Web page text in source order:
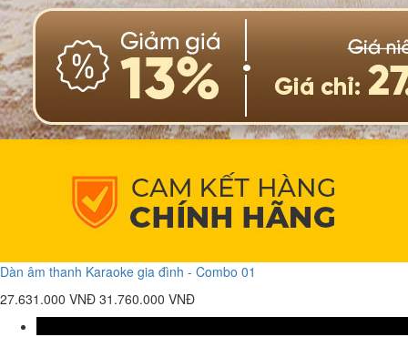
Dàn âm thanh Karaoke gia đình - Combo 01
27.631.000 VNĐ 31.760.000 VNĐ